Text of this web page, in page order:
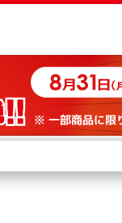
舗サービス
ト取り置き